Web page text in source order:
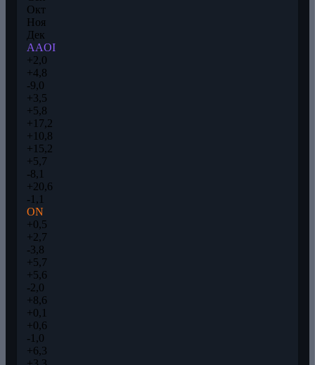
Окт
Ноя
Дек
AAOI
+2,0
+4,8
-9,0
+3,5
+5,8
+17,2
+10,8
+15,2
+5,7
-8,1
+20,6
-1,1
ON
+0,5
+2,7
-3,8
+5,7
+5,6
-2,0
+8,6
+0,1
+0,6
-1,0
+6,3